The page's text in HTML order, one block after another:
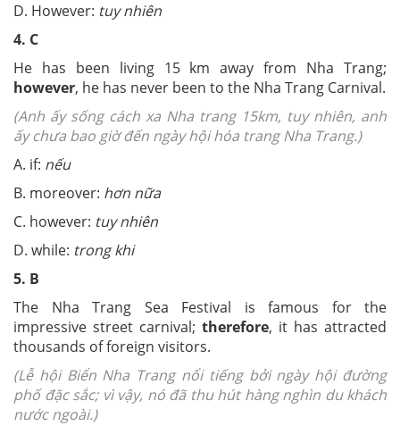
D. However: tuy nhiên
4. C
He has been living 15 km away from Nha Trang;
however, he has never been to the Nha Trang Carnival.
(Anh ấy sống cách xa Nha trang 15km, tuy nhiên, anh
ấy chưa bao giờ đến ngày hội hóa trang Nha Trang.)
A. if: nếu
B. moreover: hơn nữa
C. however: tuy nhiên
D. while: trong khi
5. B
The Nha Trang Sea Festival is famous for the
impressive street carnival; therefore, it has attracted
thousands of foreign visitors.
(Lễ hội Biển Nha Trang nổi tiếng bởi ngày hội đường
phố đặc sắc; vì vậy, nó đã thu hút hàng nghìn du khách
nước ngoài.)